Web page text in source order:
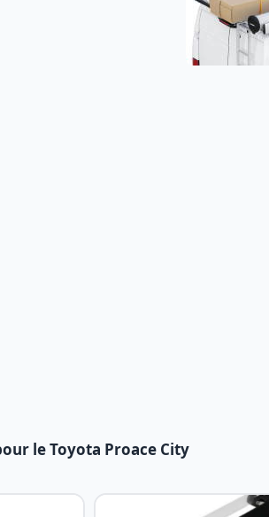
le Toyota Proace City